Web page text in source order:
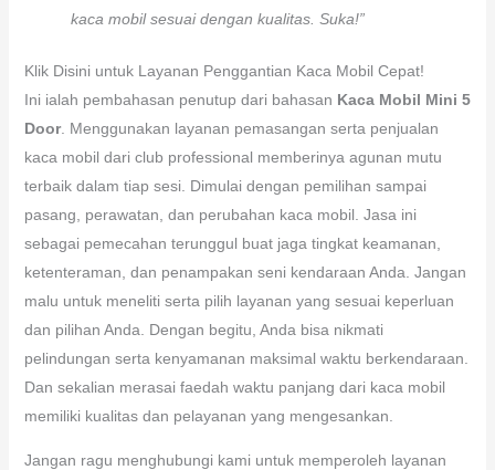
kaca mobil sesuai dengan kualitas. Suka!”
Klik Disini untuk Layanan Penggantian Kaca Mobil Cepat!
Ini ialah pembahasan penutup dari bahasan Kaca Mobil Mini 5
Door. Menggunakan layanan pemasangan serta penjualan
kaca mobil dari club professional memberinya agunan mutu
terbaik dalam tiap sesi. Dimulai dengan pemilihan sampai
pasang, perawatan, dan perubahan kaca mobil. Jasa ini
sebagai pemecahan terunggul buat jaga tingkat keamanan,
ketenteraman, dan penampakan seni kendaraan Anda. Jangan
malu untuk meneliti serta pilih layanan yang sesuai keperluan
dan pilihan Anda. Dengan begitu, Anda bisa nikmati
pelindungan serta kenyamanan maksimal waktu berkendaraan.
Dan sekalian merasai faedah waktu panjang dari kaca mobil
memiliki kualitas dan pelayanan yang mengesankan.
Jangan ragu menghubungi kami untuk memperoleh layanan